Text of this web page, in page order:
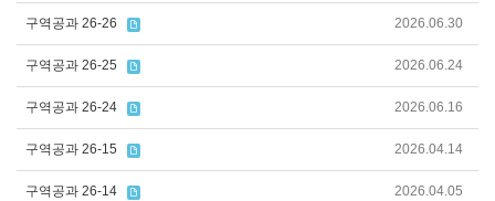
구역공과 26-26 2026.06.30
구역공과 26-25 2026.06.24
구역공과 26-24 2026.06.16
구역공과 26-15 2026.04.14
구역공과 26-14 2026.04.05